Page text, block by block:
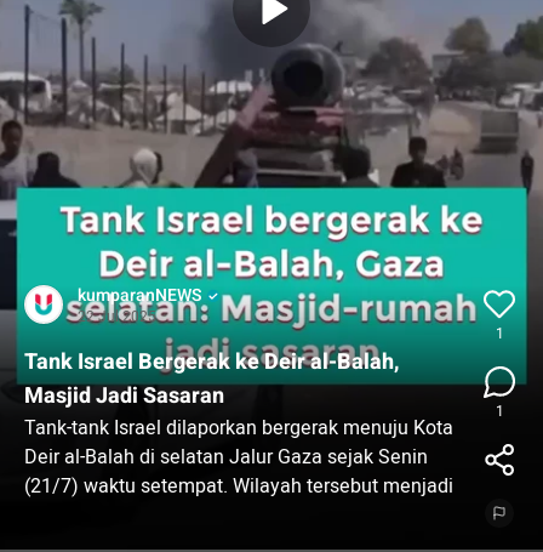
kumparanNEWS
22 Jul 2025
Tank Israel Bergerak ke Deir al-Balah,
Masjid Jadi Sasaran
Tank-tank Israel dilaporkan bergerak menuju Kota
Deir al-Balah di selatan Jalur Gaza sejak Senin
(21/7) waktu setempat. Wilayah tersebut menjadi
terusir akibat serangan selama 21 bulan terakhir.
1
1